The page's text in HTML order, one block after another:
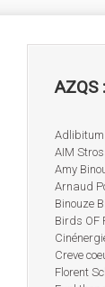
AZQS
Adlibitum
AIM
Amy
Arnaud
Binouze
Birds OF
Creve
Florent